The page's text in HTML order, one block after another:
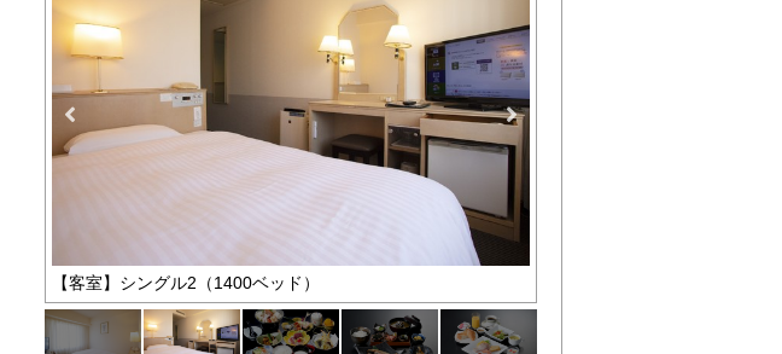
【客室】シングル2（1400ベッド）